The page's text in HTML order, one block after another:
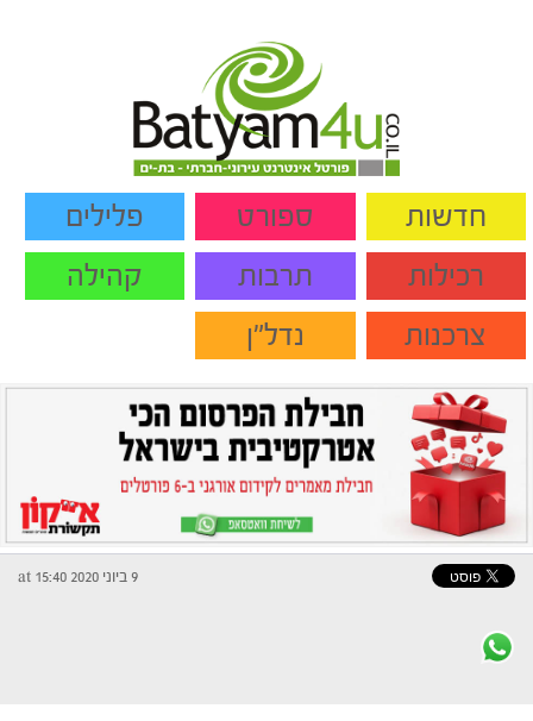
חדשות ספורט
פלילים
רכילות
תרבות
קהילה
צרכנות
נדל"ן
9 ביוני 2020 at 15:40